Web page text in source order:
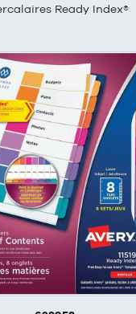
Ready Index®